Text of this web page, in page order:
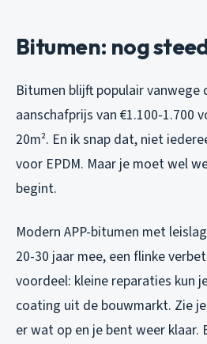
Bitumen: nog
Bitumen blijft populair vanwege
aanschafprijs van €1.100-1.700
20m². En ik snap dat, niet
voor EPDM. Maar je moet wel
begint.
Modern APP-bitumen met
20-30 jaar mee, een flinke
voordeel: kleine reparaties kun
coating uit de bouwmarkt. Zie
er wat op en je bent weer klaar.